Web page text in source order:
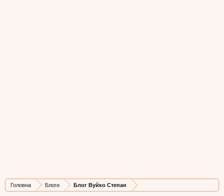
Головна Блоги Блог Вуйко Степан